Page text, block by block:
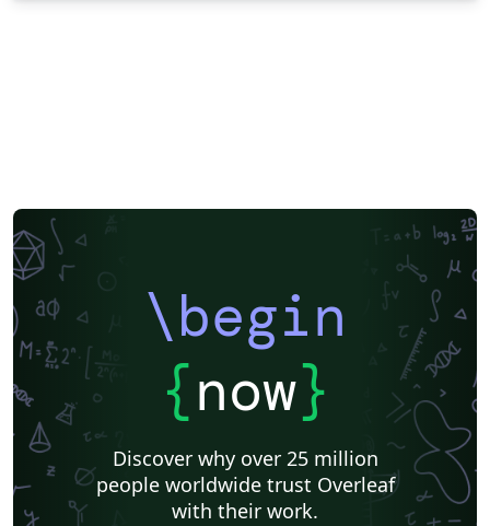
\begin
{now}
Discover why over 25 million
people worldwide trust Overleaf
with their work.